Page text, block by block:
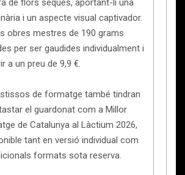
i un aspecte visual captivador.
obres mestres de 190 grams
per ser gaudides individualment i
a un preu de 9,9 €.
de formatge també tindran
el guardonat com a Millor
de Catalunya al Làctium 2026,
tant en versió individual com
formats sota reserva.